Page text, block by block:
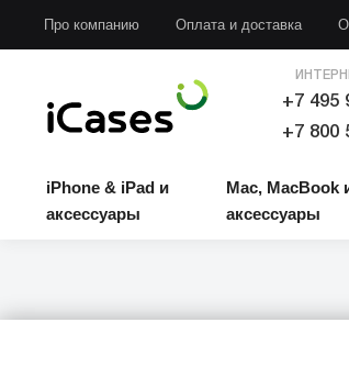
Про компанию Оплата и доставка
+7 495
+7 800
iPhone & iPad и
аксессуары
Mac, MacBook
аксессуары